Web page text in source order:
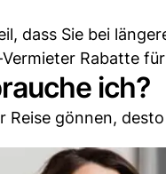
dass Sie bei
Rabatte
ich?
Reise gönnen,